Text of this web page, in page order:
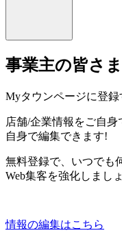
事業主の皆さま
Myタウンページに登録
店舗/企業情報をご自
自身で編集できます!
無料登録で、いつでも
Web集客を強化しましょ
情報の編集はこちら